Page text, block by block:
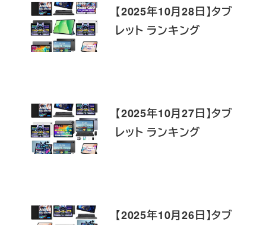
【2025年10月28日】タブ
レット ランキング
【2025年10月27日】タブ
レット ランキング
【2025年10月26日】タブ